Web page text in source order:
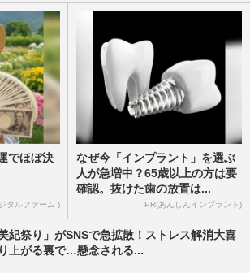
でほぼ決
タルファーム )
なぜ今「インプラント」を選ぶ
人が急増中？65歳以上の方は要
確認。抜けた歯の放置は...
PR(あんしんインプラント)
美紀祭り」がSNSで急拡散！ストレス解消大喜
上がる裏で…懸念される...